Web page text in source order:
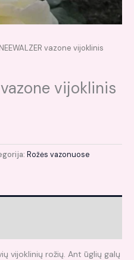
vazone vijoklinis
vazone vijoklinis
Rožės vazonuose
vijoklinių rožių. Ant ūglių galų